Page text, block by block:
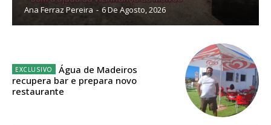
Planos de Assinatura
Faça-se assinante do Região de Cister e ajude-nos a manter este serviço
Sendo assinante terá acesso a todos os conteúdos exclusivos e versões
Ana Ferraz Pereira - 6 De Agosto, 2026
Água de Madeiros
recupera bar e prepara novo
restaurante